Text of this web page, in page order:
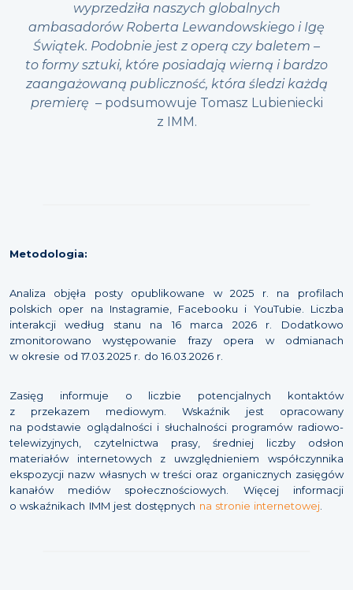
wyprzedziła naszych globalnych
ambasadorów Roberta Lewandowskiego i Igę
Świątek. Podobnie jest z operą czy baletem –
to formy sztuki, które posiadają wierną i bardzo
zaangażowaną publiczność, która śledzi każdą
premierę – podsumowuje Tomasz Lubieniecki
z IMM.
Metodologia:
Analiza objęła posty opublikowane w 2025 r. na profilach
polskich oper na Instagramie, Facebooku i YouTubie. Liczba
interakcji według stanu na 16 marca 2026 r. Dodatkowo
zmonitorowano występowanie frazy opera w odmianach
w okresie od 17.03.2025 r. do 16.03.2026 r.
Zasięg informuje o liczbie potencjalnych kontaktów
z przekazem mediowym. Wskaźnik jest opracowany
na podstawie oglądalności i słuchalności programów radiowo-
telewizyjnych, czytelnictwa prasy, średniej liczby odsłon
materiałów internetowych z uwzględnieniem współczynnika
ekspozycji nazw własnych w treści oraz organicznych zasięgów
kanałów mediów społecznościowych. Więcej informacji
o wskaźnikach IMM jest dostępnych na stronie internetowej.